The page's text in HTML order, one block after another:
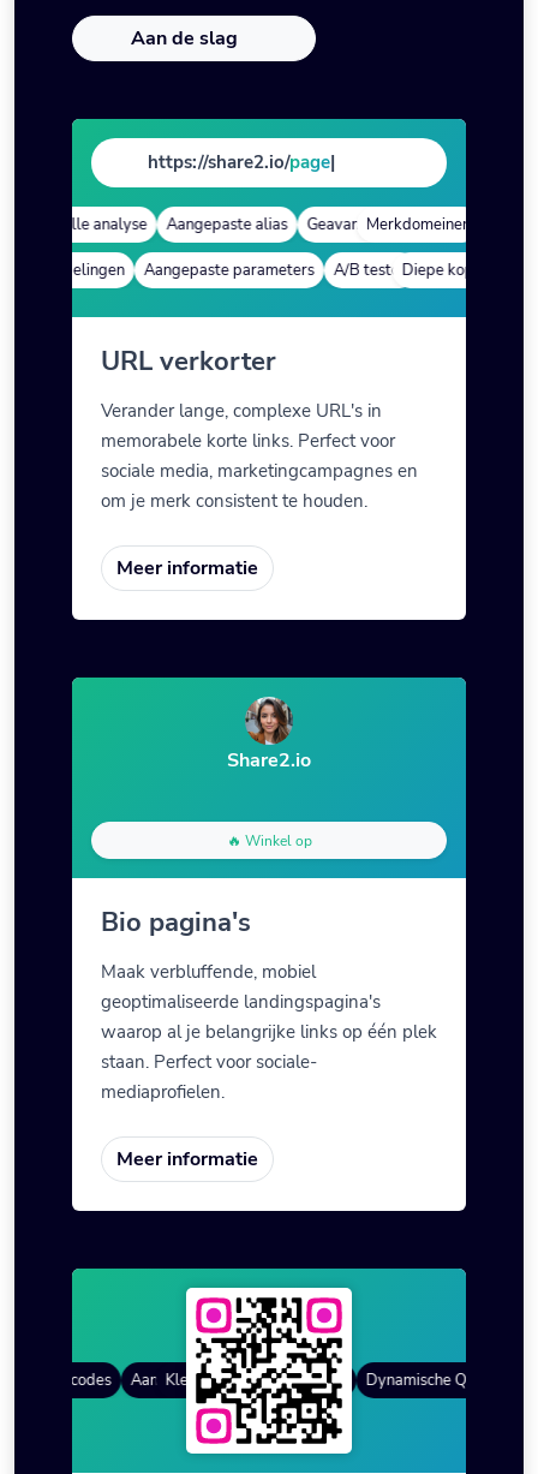
Aan de slag
https://share2.io/p|
Snelle analyse Aangepaste alias Geavanceerd richten
Merkdomeinen Snelle
koppelingen Aangepaste parameters A/B testen Aangepaste
Diepe koppelingen
URL verkorter
Verander lange, complexe URL's in
memorabele korte links. Perfect voor
sociale media, marketingcampagnes en
om je merk consistent te houden.
Meer informatie
Share2.io
🔥 Winkel op
Bio pagina's
Maak verbluffende, mobiel
geoptimaliseerde landingspagina's
waarop al je belangrijke links op één plek
staan. Perfect voor sociale-
mediaprofielen.
Meer informatie
QR-codes Aangepaste lijsten
Kleurverloop QR Stijlen Dynamische QR-codes